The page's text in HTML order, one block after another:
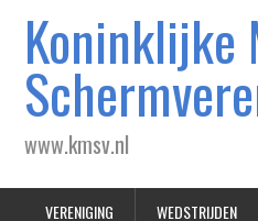
www.kmsv.nl
VERENIGING WEDSTRIJDEN